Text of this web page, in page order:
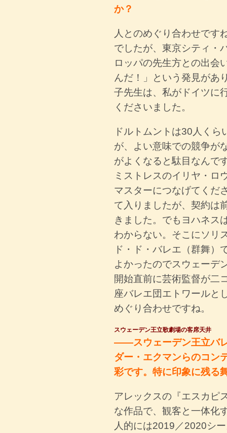
か？
人とのめぐり合わせです
でしたが、東京シティ・
ロッパの先生方との出会
んだ！」という発見があ
子先生は、私がドイツに
くださいました。
ドルトムントは30人く
が、よい意味での競争が
がよくなると駄目なんで
ミストレスのイリヤ・ロ
マスターにつなげてくだ
て入りましたが、契約は
きました。でもヨハネス
わからない。そこにソリ
ド・ド・バレエ（群舞）
よかったのでスウェーデ
開始直前に芸術監督が二
座バレエ団エトワールと
めぐり合わせですね。
スウェーデン王立歌劇場の客席天井
――スウェーデン王立バ
ダー・エクマンらのコン
彩です。特に印象に残る
アレックスの『エスカピ
な作品で、観客と一体化
人的には2019／2020シ